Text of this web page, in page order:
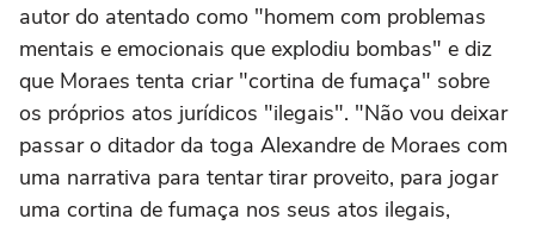
autor do atentado como "homem com problemas
mentais e emocionais que explodiu bombas" e diz
que Moraes tenta criar "cortina de fumaça" sobre
os próprios atos jurídicos "ilegais". "Não vou deixar
passar o ditador da toga Alexandre de Moraes com
uma narrativa para tentar tirar proveito, para jogar
uma cortina de fumaça nos seus atos ilegais,